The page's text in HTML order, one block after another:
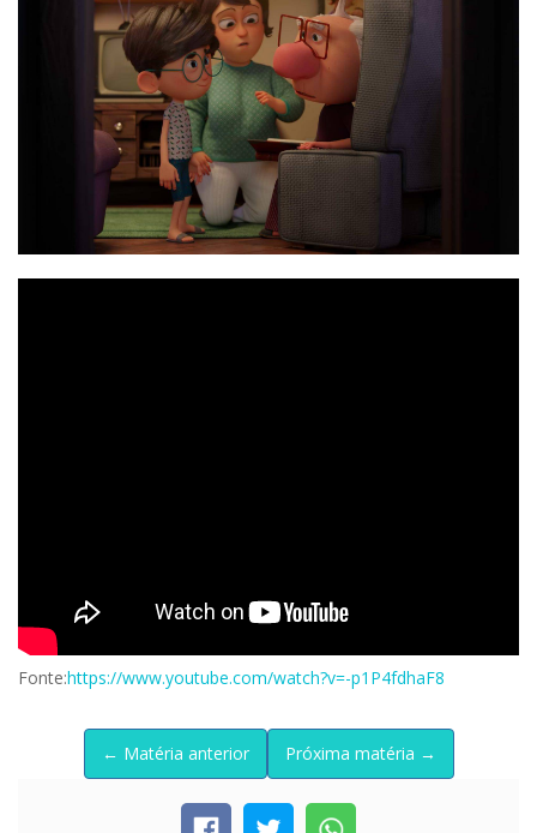
Fonte:https://www.youtube.com/watch?v=-p1P4fdhaF8
← Matéria anterior Próxima matéria →